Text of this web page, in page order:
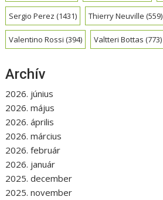
Sergio Perez (1431) Thierry Neuville (559)
Valentino Rossi (394) Valtteri Bottas (773)
Archív
2026. június
2026. május
2026. április
2026. március
2026. február
2026. január
2025. december
2025. november